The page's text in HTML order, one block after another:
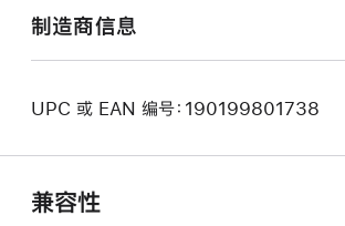
制造商信息
UPC 或 EAN 编号：190199801738
兼容性